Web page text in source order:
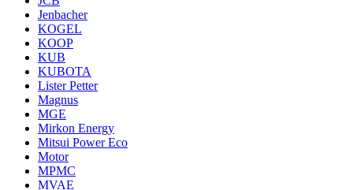
Jenbacher
KOGEL
KOOP
KUB
KUBOTA
Lister Petter
Magnus
MGE
Mirkon Energy
Mitsui Power Eco
Motor
MPMC
MVAE